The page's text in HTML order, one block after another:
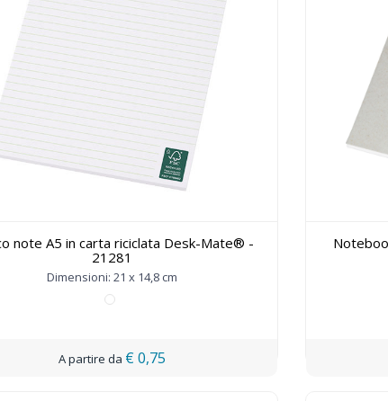
note A5 in carta riciclata Desk-Mate® -
21281
Dimensioni: 21 x 14,8 cm
€ 0,75